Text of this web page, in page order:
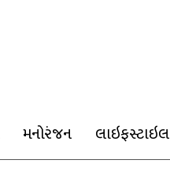
મનોરંજન લાઇફસ્ટાઇલ